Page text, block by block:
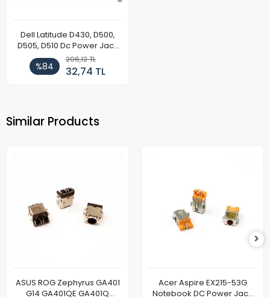
Dell Latitude D430, D500,
D505, D510 Dc Power Jack
Soket
%84
206,12 TL
32,74 TL
Similar Products
ASUS ROG Zephyrus GA401
G14 GA401QE GA401Q
Acer Aspire EX215-53G
Notebook DC Power Jack